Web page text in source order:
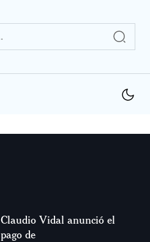
Claudio Vidal anunció el
pago de